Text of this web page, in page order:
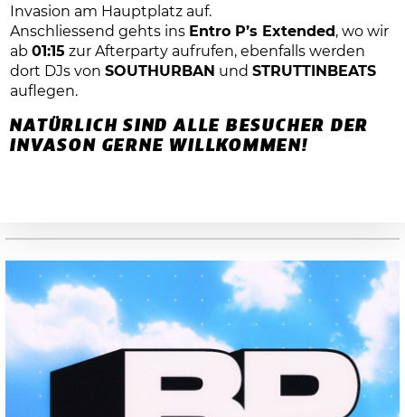
Invasion am Hauptplatz auf.
Anschliessend gehts ins Entro P’s Extended , wo wir
ab01:15 zur Afterparty aufrufen, ebenfalls werden
dort DJs vonSOUTHURBAN undSTRUTTINBEATS
auflegen.
NATÜRLICH SIND ALLE BESUCHER DER
INVASON GERNE WILLKOMMEN!